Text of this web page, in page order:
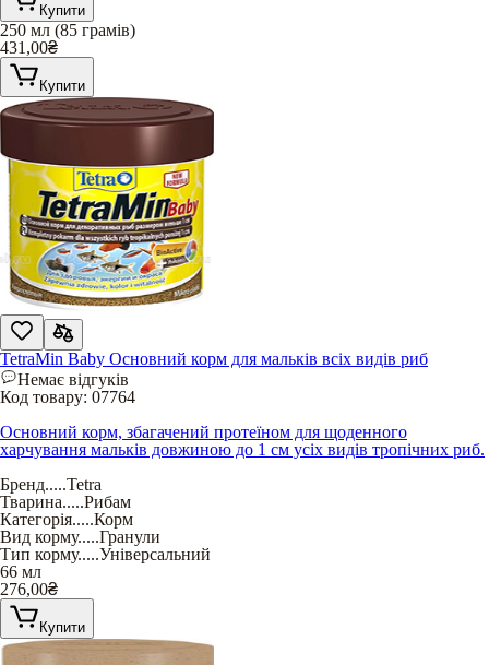
Купити
250 мл (85 грамів)
431,00₴
Купити
TetraMin Baby Основний корм для мальків всіх видів риб
Немає відгуків
Код товару: 07764
Основний корм, збагачений протеїном для щоденного
харчування мальків довжиною до 1 см усіх видів тропічних риб.
Бренд.....Tetra
Тварина.....Рибам
Категорія.....Корм
Вид корму.....Гранули
Тип корму.....Універсальний
66 мл
276,00₴
Купити